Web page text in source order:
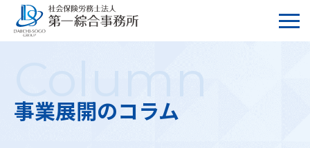
Column
事業展開のコラム